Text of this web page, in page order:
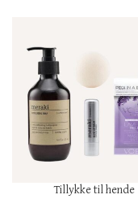
Tillykke til hende